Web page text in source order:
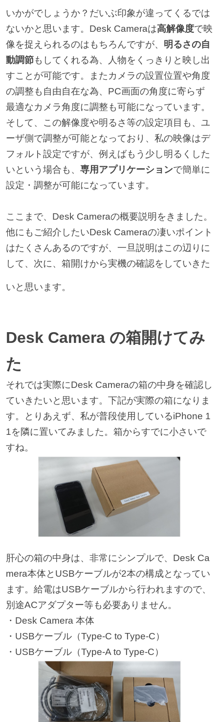
いかがでしょうか？だいぶ印象が違ってくるでは
ないかと思います。Desk Cameraは高解像度で映
像を捉えられるのはもちろんですが、 明るさの自
動調節もしてくれる為、人物をくっきりと映し出
すことが可能です。またカメラの設置位置や角度
の調整も自由自在な為、PC画面の角度に寄らず
最適なカメラ角度に調整も可能になっています。
そして、この解像度や明るさ等の設定項目も、ユ
ーザ側で調整が可能となっており、私の映像はデ
フォルト設定ですが、例えばもう少し明るくした
いという場合も、 専用アプリケーションで簡単に
設定・調整が可能になっています。
ここまで、Desk Cameraの概要説明をきました。
他にもご紹介したいDesk Cameraの凄いポイント
はたくさんあるのですが、一旦説明はこの辺りに
して、次に、箱開けから実機の確認をしていきた
いと思います。
Desk Camera の箱開けてみ
た
それでは実際にDesk Cameraの箱の中身を確認し
ていきたいと思います。下記が実際の箱になりま
す。とりあえず、私が普段使用しているiPhone 1
1を隣に置いてみました。箱からすでに小さいで
すね。
肝心の箱の中身は、非常にシンプルで、Desk Ca
mera本体とUSBケーブルが2本の構成となってい
ます。給電はUSBケーブルから行われますので、
別途ACアダプター等も必要ありません。
・Desk Camera 本体
・USBケーブル（Type-C to Type-C）
・USBケーブル（Type-A to Type-C）